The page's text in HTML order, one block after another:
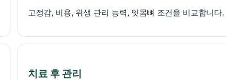
고정감, 비용, 위생 관리 능력, 잇몸뼈 조건을 비교합니다.
치료 후 관리